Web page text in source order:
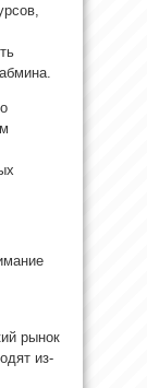
рынок
из-